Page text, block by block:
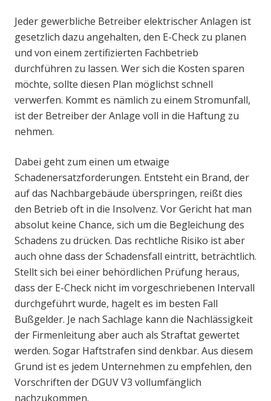
Jeder gewerbliche Betreiber elektrischer Anlagen ist
gesetzlich dazu angehalten, den E-Check zu planen
und von einem zertifizierten Fachbetrieb
durchführen zu lassen. Wer sich die Kosten sparen
möchte, sollte diesen Plan möglichst schnell
verwerfen. Kommt es nämlich zu einem Stromunfall,
ist der Betreiber der Anlage voll in die Haftung zu
nehmen.
Dabei geht zum einen um etwaige
Schadenersatzforderungen. Entsteht ein Brand, der
auf das Nachbargebäude überspringen, reißt dies
den Betrieb oft in die Insolvenz. Vor Gericht hat man
absolut keine Chance, sich um die Begleichung des
Schadens zu drücken. Das rechtliche Risiko ist aber
auch ohne dass der Schadensfall eintritt, beträchtlich.
Stellt sich bei einer behördlichen Prüfung heraus,
dass der E-Check nicht im vorgeschriebenen Intervall
durchgeführt wurde, hagelt es im besten Fall
Bußgelder. Je nach Sachlage kann die Nachlässigkeit
der Firmenleitung aber auch als Straftat gewertet
werden. Sogar Haftstrafen sind denkbar. Aus diesem
Grund ist es jedem Unternehmen zu empfehlen, den
Vorschriften der DGUV V3 vollumfänglich
nachzukommen.